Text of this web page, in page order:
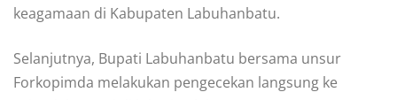
keagamaan di Kabupaten Labuhanbatu.
Selanjutnya, Bupati Labuhanbatu bersama unsur
Forkopimda melakukan pengecekan langsung ke